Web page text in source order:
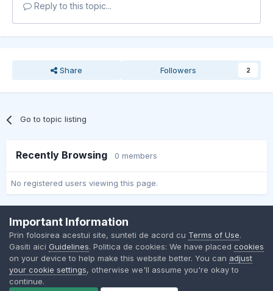
Reply to this topic...
Share Followers 2
Go to topic listing
Recently Browsing 0 members
No registered users viewing this page.
Contact Us
BMW Club Romania
Powered by Invision Community
Important Information
Prin folosirea acestui site, sunteti de acord cu Terms of Use.
Gasiti aici Guidelines. Politica de cookies: We have placed cookies
on your device to help make this website better. You can adjust
your cookie settings, otherwise we'll assume you're okay to
continue.